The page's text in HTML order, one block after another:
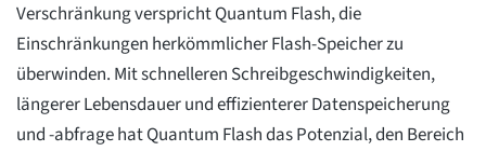
Verschränkung verspricht Quantum Flash, die
Einschränkungen herkömmlicher Flash-Speicher zu
überwinden. Mit schnelleren Schreibgeschwindigkeiten,
längerer Lebensdauer und effizienterer Datenspeicherung
und -abfrage hat Quantum Flash das Potenzial, den Bereich